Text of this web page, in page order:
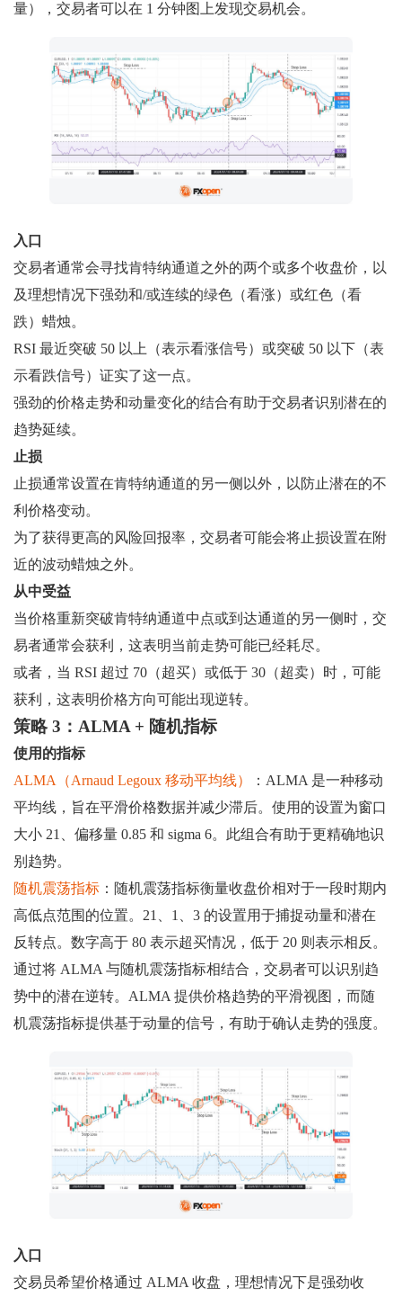
量），交易者可以在 1 分钟图上发现交易机会。
入口
交易者通常会寻找肯特纳通道之外的两个或多个收盘价，以
及理想情况下强劲和/或连续的绿色（看涨）或红色（看
跌）蜡烛。
RSI 最近突破 50 以上（表示看涨信号）或突破 50 以下（表
示看跌信号）证实了这一点。
强劲的价格走势和动量变化的结合有助于交易者识别潜在的
趋势延续。
止损
止损通常设置在肯特纳通道的另一侧以外，以防止潜在的不
利价格变动。
为了获得更高的风险回报率，交易者可能会将止损设置在附
近的波动蜡烛之外。
从中受益
当价格重新突破肯特纳通道中点或到达通道的另一侧时，交
易者通常会获利，这表明当前走势可能已经耗尽。
或者，当 RSI 超过 70（超买）或低于 30（超卖）时，可能
获利，这表明价格方向可能出现逆转。
策略 3：ALMA + 随机指标
使用的指标
ALMA（Arnaud Legoux 移动平均线）
：ALMA 是一种移动
平均线，旨在平滑价格数据并减少滞后。使用的设置为窗口
大小 21、偏移量 0.85 和 sigma 6。此组合有助于更精确地识
别趋势。
随机震荡指标 ：随机震荡指标衡量收盘价相对于一段时期内
高低点范围的位置。21、1、3 的设置用于捕捉动量和潜在
反转点。数字高于 80 表示超买情况，低于 20 则表示相反。
通过将 ALMA 与随机震荡指标相结合，交易者可以识别趋
势中的潜在逆转。ALMA 提供价格趋势的平滑视图，而随
机震荡指标提供基于动量的信号，有助于确认走势的强度。
入口
交易员希望价格通过 ALMA 收盘，理想情况下是强劲收